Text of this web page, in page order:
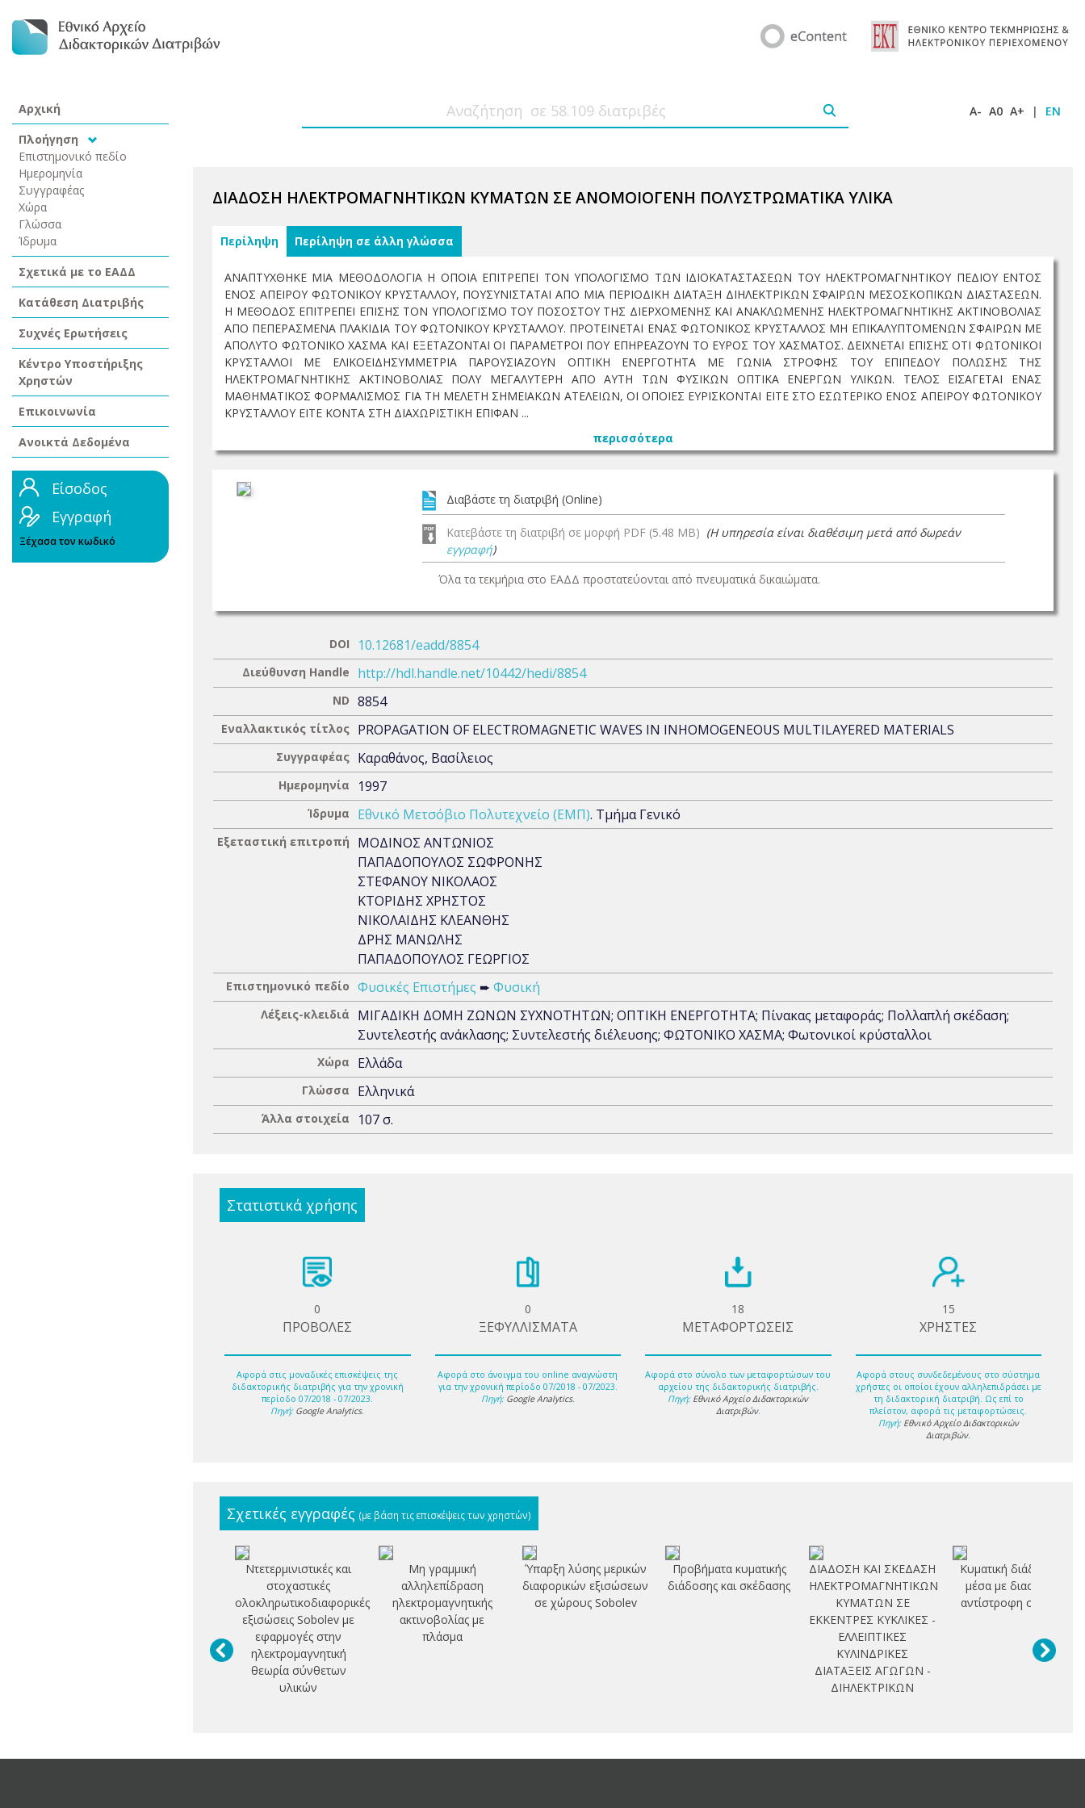
Αρχική
Πλοήγηση
Επιστημονικό πεδίο
Ημερομηνία
Συγγραφέας
Χώρα
Γλώσσα
Ίδρυμα
Σχετικά με το ΕΑΔΔ
Κατάθεση Διατριβής
Συχνές Ερωτήσεις
Κέντρο Υποστήριξης
Χρηστών
Επικοινωνία
Ανοικτά Δεδομένα
Είσοδος
Εγγραφή
Ξέχασα τον κωδικό
A- A0 A+ | EN
ΔΙΑΔΟΣΗ ΗΛΕΚΤΡΟΜΑΓΝΗΤΙΚΩΝ ΚΥΜΑΤΩΝ ΣΕ ΑΝΟΜΟΙΟΓΕΝΗ ΠΟΛΥΣΤΡΩΜΑΤΙΚΑ ΥΛΙΚΑ
Περίληψη Περίληψη σε άλλη γλώσσα
ΑΝΑΠΤΥΧΘΗΚΕ ΜΙΑ ΜΕΘΟΔΟΛΟΓΙΑ Η ΟΠΟΙΑ ΕΠΙΤΡΕΠΕΙ ΤΟΝ ΥΠΟΛΟΓΙΣΜΟ ΤΩΝ ΙΔΙΟΚΑΤΑΣΤΑΣΕΩΝ ΤΟΥ ΗΛΕΚΤΡΟΜΑΓΝΗΤΙΚΟΥ ΠΕΔΙΟΥ ΕΝΤΟΣ
ΕΝΟΣ ΑΠΕΙΡΟΥ ΦΩΤΟΝΙΚΟΥ ΚΡΥΣΤΑΛΛΟΥ, ΠΟΥΣΥΝΙΣΤΑΤΑΙ ΑΠΟ ΜΙΑ ΠΕΡΙΟΔΙΚΗ ΔΙΑΤΑΞΗ ΔΙΗΛΕΚΤΡΙΚΩΝ ΣΦΑΙΡΩΝ ΜΕΣΟΣΚΟΠΙΚΩΝ ΔΙΑΣΤΑΣΕΩΝ.
Η ΜΕΘΟΔΟΣ ΕΠΙΤΡΕΠΕΙ ΕΠΙΣΗΣ ΤΟΝ ΥΠΟΛΟΓΙΣΜΟ ΤΟΥ ΠΟΣΟΣΤΟΥ ΤΗΣ ΔΙΕΡΧΟΜΕΝΗΣ ΚΑΙ ΑΝΑΚΛΩΜΕΝΗΣ ΗΛΕΚΤΡΟΜΑΓΝΗΤΙΚΗΣ ΑΚΤΙΝΟΒΟΛΙΑΣ
ΑΠΟ ΠΕΠΕΡΑΣΜΕΝΑ ΠΛΑΚΙΔΙΑ ΤΟΥ ΦΩΤΟΝΙΚΟΥ ΚΡΥΣΤΑΛΛΟΥ. ΠΡΟΤΕΙΝΕΤΑΙ ΕΝΑΣ ΦΩΤΟΝΙΚΟΣ ΚΡΥΣΤΑΛΛΟΣ ΜΗ ΕΠΙΚΑΛΥΠΤΟΜΕΝΩΝ ΣΦΑΙΡΩΝ ΜΕ
ΑΠΟΛΥΤΟ ΦΩΤΟΝΙΚΟ ΧΑΣΜΑ ΚΑΙ ΕΞΕΤΑΖΟΝΤΑΙ ΟΙ ΠΑΡΑΜΕΤΡΟΙ ΠΟΥ ΕΠΗΡΕΑΖΟΥΝ ΤΟ ΕΥΡΟΣ ΤΟΥ ΧΑΣΜΑΤΟΣ. ΔΕΙΧΝΕΤΑΙ ΕΠΙΣΗΣ ΟΤΙ ΦΩΤΟΝΙΚΟΙ
ΚΡΥΣΤΑΛΛΟΙ ΜΕ ΕΛΙΚΟΕΙΔΗΣΥΜΜΕΤΡΙΑ ΠΑΡΟΥΣΙΑΖΟΥΝ ΟΠΤΙΚΗ ΕΝΕΡΓΟΤΗΤΑ ΜΕ ΓΩΝΙΑ ΣΤΡΟΦΗΣ ΤΟΥ ΕΠΙΠΕΔΟΥ ΠΟΛΩΣΗΣ ΤΗΣ
ΗΛΕΚΤΡΟΜΑΓΝΗΤΙΚΗΣ ΑΚΤΙΝΟΒΟΛΙΑΣ ΠΟΛΥ ΜΕΓΑΛΥΤΕΡΗ ΑΠΟ ΑΥΤΗ ΤΩΝ ΦΥΣΙΚΩΝ ΟΠΤΙΚΑ ΕΝΕΡΓΩΝ ΥΛΙΚΩΝ. ΤΕΛΟΣ ΕΙΣΑΓΕΤΑΙ ΕΝΑΣ
ΜΑΘΗΜΑΤΙΚΟΣ ΦΟΡΜΑΛΙΣΜΟΣ ΓΙΑ ΤΗ ΜΕΛΕΤΗ ΣΗΜΕΙΑΚΩΝ ΑΤΕΛΕΙΩΝ, ΟΙ ΟΠΟΙΕΣ ΕΥΡΙΣΚΟΝΤΑΙ ΕΙΤΕ ΣΤΟ ΕΣΩΤΕΡΙΚΟ ΕΝΟΣ ΑΠΕΙΡΟΥ ΦΩΤΟΝΙΚΟΥ
ΚΡΥΣΤΑΛΛΟΥ ΕΙΤΕ ΚΟΝΤΑ ΣΤΗ ΔΙΑΧΩΡΙΣΤΙΚΗ ΕΠΙΦΑΝ ...
περισσότερα
Διαβάστε τη διατριβή (Online)
Κατεβάστε τη διατριβή σε μορφή PDF (5.48 MB) (Η υπηρεσία είναι διαθέσιμη μετά από δωρεάν
εγγραφή)
Όλα τα τεκμήρια στο ΕΑΔΔ προστατεύονται από πνευματικά δικαιώματα.
DOI 10.12681/eadd/8854
Διεύθυνση Handle http://hdl.handle.net/10442/hedi/8854
ND 8854
Εναλλακτικός τίτλος PROPAGATION OF ELECTROMAGNETIC WAVES IN INHOMOGENEOUS MULTILAYERED MATERIALS
Συγγραφέας Καραθάνος, Βασίλειος
Ημερομηνία 1997
Ίδρυμα Εθνικό Μετσόβιο Πολυτεχνείο (ΕΜΠ). Τμήμα Γενικό
Εξεταστική επιτροπή
ΜΟΔΙΝΟΣ ΑΝΤΩΝΙΟΣ
ΠΑΠΑΔΟΠΟΥΛΟΣ ΣΩΦΡΟΝΗΣ
ΣΤΕΦΑΝΟΥ ΝΙΚΟΛΑΟΣ
ΚΤΟΡΙΔΗΣ ΧΡΗΣΤΟΣ
ΝΙΚΟΛΑΙΔΗΣ ΚΛΕΑΝΘΗΣ
ΔΡΗΣ ΜΑΝΩΛΗΣ
ΠΑΠΑΔΟΠΟΥΛΟΣ ΓΕΩΡΓΙΟΣ
Επιστημονικό πεδίο Φυσικές Επιστήμες ➨ Φυσική
Λέξεις-κλειδιά
ΜΙΓΑΔΙΚΗ ΔΟΜΗ ΖΩΝΩΝ ΣΥΧΝΟΤΗΤΩΝ; ΟΠΤΙΚΗ ΕΝΕΡΓΟΤΗΤΑ; Πίνακας μεταφοράς; Πολλαπλή σκέδαση;
Συντελεστής ανάκλασης; Συντελεστής διέλευσης; ΦΩΤΟΝΙΚΟ ΧΑΣΜΑ; Φωτονικοί κρύσταλλοι
Χώρα Ελλάδα
Γλώσσα Ελληνικά
Άλλα στοιχεία 107 σ.
Στατιστικά χρήσης
0
ΠΡΟΒΟΛΕΣ
Αφορά στις μοναδικές επισκέψεις της
διδακτορικής διατριβής για την χρονική
περίοδο 07/2018 - 07/2023.
Πηγή: Google Analytics.
0
ΞΕΦΥΛΛΙΣΜΑΤΑ
Αφορά στο άνοιγμα του online αναγνώστη
για την χρονική περίοδο 07/2018 - 07/2023.
Πηγή: Google Analytics.
18
ΜΕΤΑΦΟΡΤΩΣΕΙΣ
Αφορά στο σύνολο των μεταφορτώσων του
αρχείου της διδακτορικής διατριβής.
Πηγή: Εθνικό Αρχείο Διδακτορικών
Διατριβών.
15
ΧΡΗΣΤΕΣ
Αφορά στους συνδεδεμένους στο σύστημα
χρήστες οι οποίοι έχουν αλληλεπιδράσει με
τη διδακτορική διατριβή. Ως επί το
πλείστον, αφορά τις μεταφορτώσεις.
Πηγή: Εθνικό Αρχείο Διδακτορικών
Διατριβών.
Σχετικές εγγραφές (με βάση τις επισκέψεις των χρηστών)
Ντετερμινιστικές και
στοχαστικές
ολοκληρωτικοδιαφορικές
εξισώσεις Sobolev με
εφαρμογές στην
ηλεκτρομαγνητική
θεωρία σύνθετων
υλικών
Μη γραμμική
αλληλεπίδραση
ηλεκτρομαγνητικής
ακτινοβολίας με
πλάσμα
Ύπαρξη λύσης μερικών
διαφορικών εξισώσεων
σε χώρους Sobolev
Προβήματα κυματικής
διάδοσης και σκέδασης
ΔΙΑΔΟΣΗ ΚΑΙ ΣΚΕΔΑΣΗ
ΗΛΕΚΤΡΟΜΑΓΝΗΤΙΚΩΝ
ΚΥΜΑΤΩΝ ΣΕ
ΕΚΚΕΝΤΡΕΣ ΚΥΚΛΙΚΕΣ -
ΕΛΛΕΙΠΤΙΚΕΣ
ΚΥΛΙΝΔΡΙΚΕΣ
ΔΙΑΤΑΞΕΙΣ ΑΓΩΓΩΝ -
ΔΙΗΛΕΚΤΡΙΚΩΝ
Κυματική διάδοση σε
μέσα με διασπορά :
αντίστροφη σκέδαση